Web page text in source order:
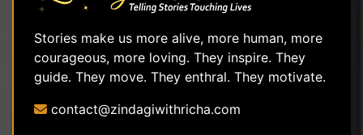
Stories make us more alive, more human, more
courageous, more loving. They inspire. They
guide. They move. They enthral. They motivate.
contact@zindagiwithricha.com